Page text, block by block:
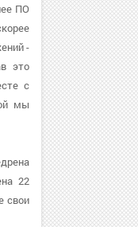
ПО
-
это
с
мы
22
свои